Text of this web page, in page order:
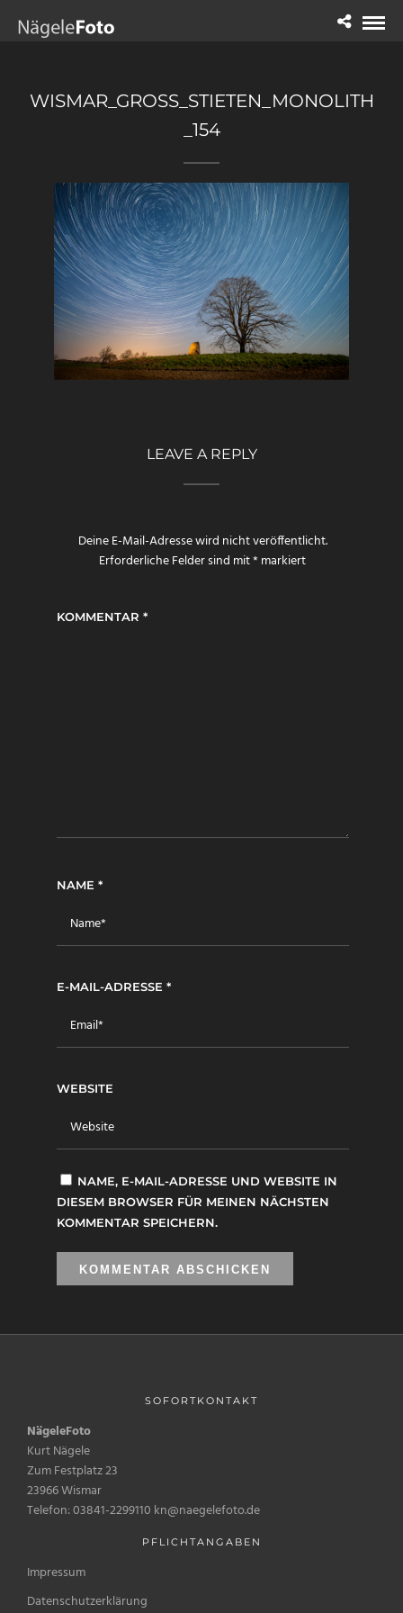
WISMAR_GROSS_STIETEN_MONOLITH_
154
LEAVE A REPLY
Deine E-Mail-Adresse wird nicht veröffentlicht.
Erforderliche Felder sind mit*markiert
KOMMENTAR *
NAME *
E-MAIL-ADRESSE *
WEBSITE
NAME, E-MAIL-ADRESSE UND WEBSITE IN
DIESEM BROWSER FÜR MEINEN NÄCHSTEN
KOMMENTAR SPEICHERN.
SOFORTKONTAKT
NägeleFoto
Kurt Nägele
Zum Festplatz 23
23966 Wismar
Telefon: 03841-2299110 kn@naegelefoto.de
PFLICHTANGABEN
Impressum
Datenschutzerklärung